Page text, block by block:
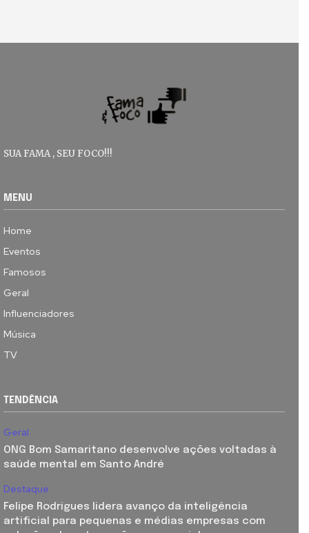
SUA FAMA , SEU FOCO!!!
MENU
Home
Eventos
Famosos
Geral
Influenciadores
Música
TV
TENDÊNCIA
Geral
ONG Bom Samaritano desenvolve ações voltadas à
saúde mental em Santo André
Destaque
Felipe Rodrigues lidera avanço da inteligência
artificial para pequenas e médias empresas com